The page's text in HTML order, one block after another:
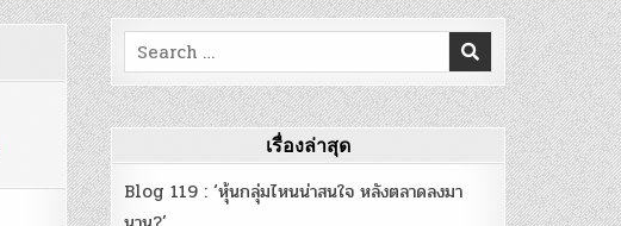
Search
for:
เรื่องล่าสุด
Blog 119 : ‘หุ้นกลุ่มไหนน่าสนใจ หลังตลาดลงมา